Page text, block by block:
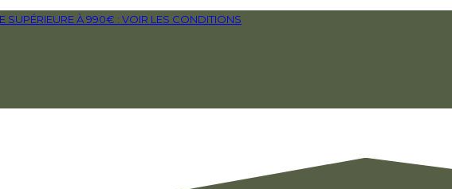
SUPÉRIEURE À 990€ : VOIR LES CONDITIONS